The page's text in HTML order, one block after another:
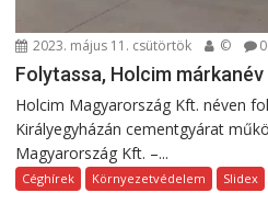
2023. május 11. csütörtök © 0
Folytassa, Holcim
Holcim Magyarország Kft. néven
Királyegyházán cementgyárat
Magyarország Kft. –...
Céghírek Környezetvédelem Slidex